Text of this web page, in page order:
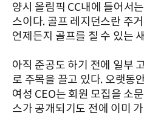
양시 올림픽 CC내에 들어서
스이다. 골프 레지던스란 주
언제든지 골프를 칠 수 있는
아직 준공도 하기 전에 일부
로 주목을 끌고 있다. 오랫동
여성 CEO는 회원 모집을 소
스가 공개되기도 전에 이미